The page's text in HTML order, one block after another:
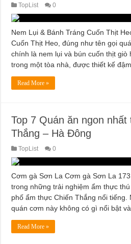
TopList 0
Nem Lụi & Bánh Tráng Cuốn Thịt
Cuốn Thịt Heo, đúng như tên gọi
chính là nem lụi và bún cuốn thịt giò
trong một tòa nhà, được thiết kế
Read More »
Top 7 Quán ăn ngon
Thắng – Hà Đông
TopList 0
Cơm gà Sơn La Cơm gà Sơn La
trong những trải nghiệm ẩm thực
phố ẩm thực Chiến Thắng nổi tiếng.
quán cơm này không có gì nổi bật
Read More »